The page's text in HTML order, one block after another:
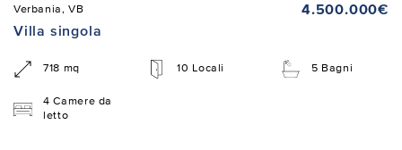
Verbania, VB
4.500.000€
Villa singola
718 mq 10 Locali 5 Bagni
4 Camere da
letto